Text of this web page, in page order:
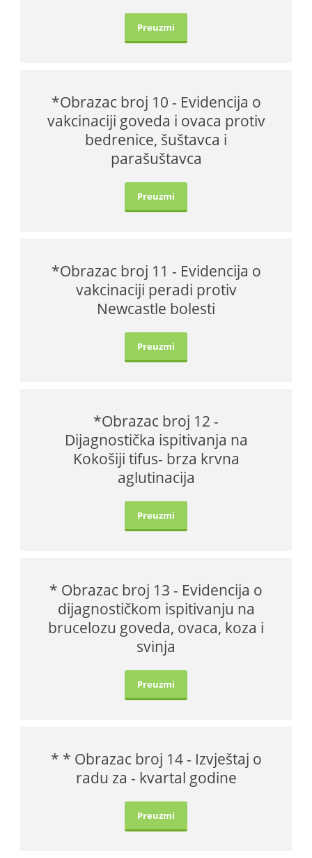
Preuzmi
*Obrazac broj 10 - Evidencija o
vakcinaciji goveda i ovaca protiv
bedrenice, šuštavca i
parašuštavca
Preuzmi
*Obrazac broj 11 - Evidencija o
vakcinaciji peradi protiv
Newcastle bolesti
Preuzmi
*Obrazac broj 12 -
Dijagnostička ispitivanja na
Kokošiji tifus- brza krvna
aglutinacija
Preuzmi
* Obrazac broj 13 - Evidencija o
dijagnostičkom ispitivanju na
brucelozu goveda, ovaca, koza i
svinja
Preuzmi
* * Obrazac broj 14 - Izvještaj o
radu za - kvartal godine
Preuzmi